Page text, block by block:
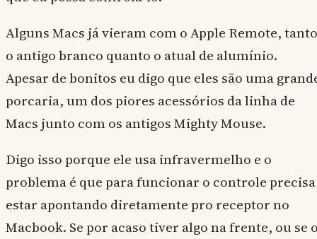
Alguns Macs já vieram com o Apple Remote, tanto
o antigo branco quanto o atual de alumínio.
Apesar de bonitos eu digo que eles são uma
porcaria, um dos piores acessórios da linha de
Macs junto com os antigos Mighty Mouse.
Digo isso porque ele usa infravermelho e o
problema é que para funcionar o controle precisa
estar apontando diretamente pro receptor no
Macbook. Se por acaso tiver algo na frente, ou se